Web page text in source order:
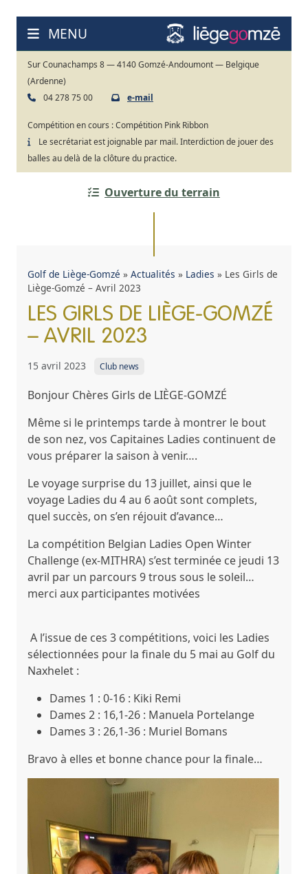
contenu
MENU
Sur Counachamps 8 — 4140 Gomzé-Andoumont — Belgique
(Ardenne)
04 278 75 00
e-mail
Compétition en cours :Compétition Pink Ribbon
Le secrétariat est joignable par mail. Interdiction de jouer des
balles au delà de la clôture du practice.
Ouverture du terrain
Golf de Liège-Gomzé » Actualités » Ladies » Les Girls de
Liège-Gomzé – Avril 2023
LES GIRLS DE LIÈGE-GOMZÉ
– AVRIL 2023
15 avril 2023 Club news
Bonjour Chères Girls de LIÈGE-GOMZÉ
Même si le printemps tarde à montrer le bout
de son nez, vos Capitaines Ladies continuent de
vous préparer la saison à venir….
Le voyage surprise du 13 juillet, ainsi que le
voyage Ladies du 4 au 6 août sont complets,
quel succès, on s’en réjouit d’avance…
La compétition Belgian Ladies Open Winter
Challenge(ex-MITHRA) s’est terminée ce jeudi 13
avril par un parcours 9 trous sous le soleil…
merci aux participantes motivées
A l’issue de ces 3 compétitions, voici les Ladies
sélectionnées pour la finale du 5 mai au Golf du
Naxhelet :
Dames 1 : 0-16 : Kiki Remi
Dames 2 : 16,1-26 : Manuela Portelange
Dames 3 : 26,1-36 : Muriel Bomans
Bravo à elles et bonne chance pour la finale…